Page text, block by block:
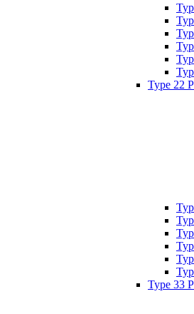
Type 22
Type 33